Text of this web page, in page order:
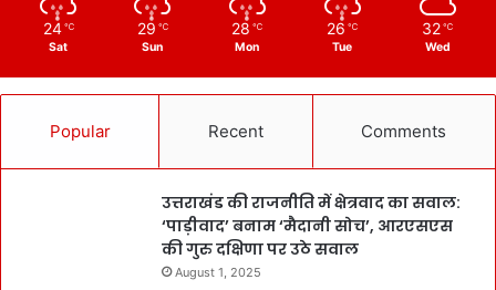
24 ℃
Sat
29 ℃
Sun
28 ℃
Mon
26 ℃
Tue
32 ℃
Wed
Popular Recent Comments
उत्तराखंड की राजनीति में क्षेत्रवाद का सवाल:
‘पाड़ीवाद’ बनाम ‘मैदानी सोच’, आरएसएस
की गुरु दक्षिणा पर उठे सवाल
August 1, 2025